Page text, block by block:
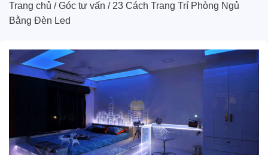
Trang chủ /Góc tư vấn / 23 Cách Trang Trí Phòng Ngủ
Bằng Đèn Led